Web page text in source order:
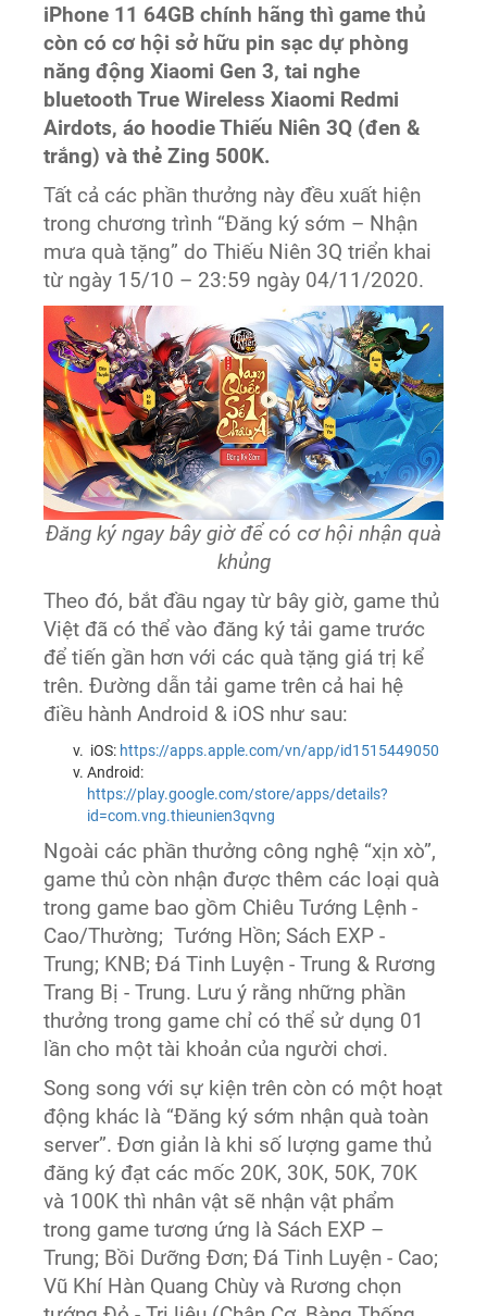
iPhone 11 64GB chính hãng thì game thủ
còn có cơ hội sở hữu pin sạc dự phòng
năng động Xiaomi Gen 3, tai nghe
bluetooth True Wireless Xiaomi Redmi
Airdots, áo hoodie Thiếu Niên 3Q (đen &
trắng) và thẻ Zing 500K.
Tất cả các phần thưởng này đều xuất hiện
trong chương trình “Đăng ký sớm – Nhận
mưa quà tặng” do Thiếu Niên 3Q triển khai
từ ngày 15/10 – 23:59 ngày 04/11/2020.
Đăng ký ngay bây giờ để có cơ hội nhận quà
khủng
Theo đó, bắt đầu ngay từ bây giờ, game thủ
Việt đã có thể vào đăng ký tải game trước
để tiến gần hơn với các quà tặng giá trị kể
trên. Đường dẫn tải game trên cả hai hệ
điều hành Android & iOS như sau:
iOS: https://apps.apple.com/vn/app/id1515449050
Android:
https://play.google.com/store/apps/details?
id=com.vng.thieunien3qvng
Ngoài các phần thưởng công nghệ “xịn xò”,
game thủ còn nhận được thêm các loại quà
trong game bao gồm Chiêu Tướng Lệnh -
Cao/Thường; Tướng Hồn; Sách EXP -
Trung; KNB; Đá Tinh Luyện - Trung & Rương
Trang Bị - Trung. Lưu ý rằng những phần
thưởng trong game chỉ có thể sử dụng 01
lần cho một tài khoản của người chơi.
Song song với sự kiện trên còn có một hoạt
động khác là “Đăng ký sớm nhận quà toàn
server”. Đơn giản là khi số lượng game thủ
đăng ký đạt các mốc 20K, 30K, 50K, 70K
và 100K thì nhân vật sẽ nhận vật phẩm
trong game tương ứng là Sách EXP –
Trung; Bồi Dưỡng Đơn; Đá Tinh Luyện - Cao;
Vũ Khí Hàn Quang Chùy và Rương chọn